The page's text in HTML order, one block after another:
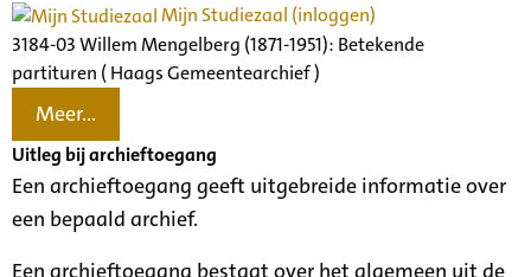
Mijn Studiezaal (inloggen)
3184-03 Willem Mengelberg (1871-1951): Betekende
partituren ( Haags Gemeentearchief )
Meer...
Uitleg bij archieftoegang
Een archieftoegang geeft uitgebreide informatie over
een bepaald archief.
Een archieftoegang bestaat over het algemeen uit de